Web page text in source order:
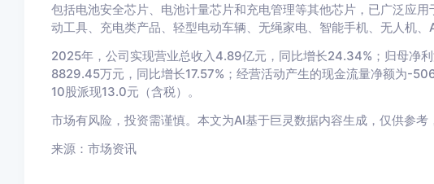
包括电池安全芯片、电池计量芯片和充电管理等其他芯片，已广泛应
动工具、充电类产品、轻型电动车辆、无绳家电、智能手机、无人机、
2025年，公司实现营业总收入4.89亿元，同比增长24.34%；归母净
8829.45万元，同比增长17.57%；经营活动产生的现金流量净额为-
10股派现13.0元（含税）。
市场有风险，投资需谨慎。本文为AI基于巨灵数据内容生成，仅供参考
来源：市场资讯